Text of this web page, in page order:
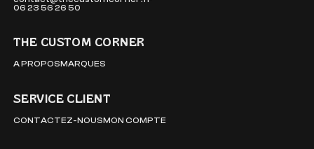
06 23 56 26 50
THE CUSTOM CORNER
A PROPOSMARQUES
SERVICE CLIENT
CONTACTEZ-NOUSMON COMPTE